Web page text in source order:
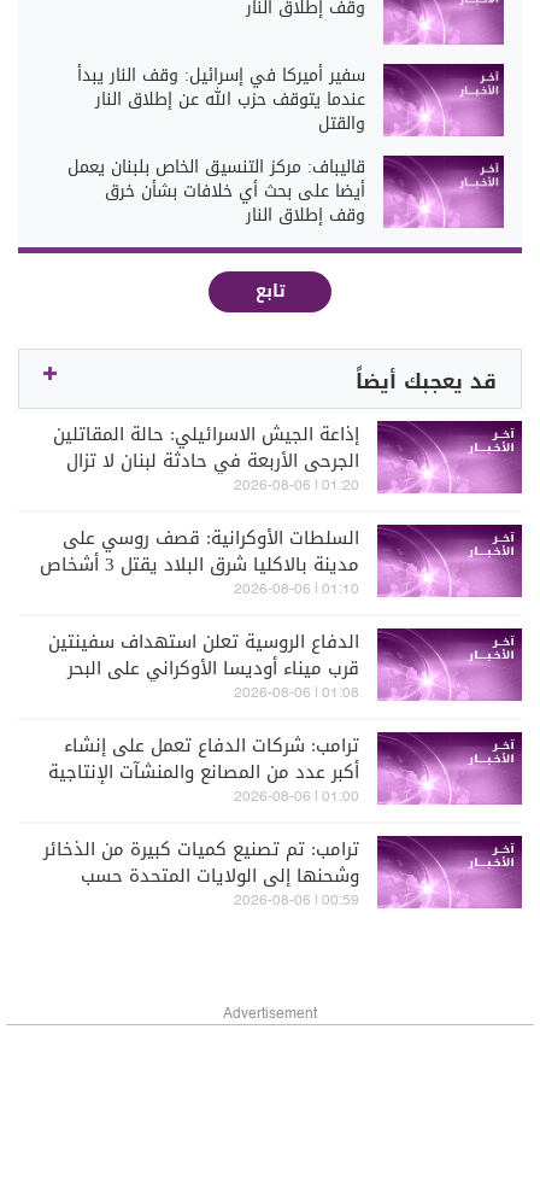
وقف إطلاق النار
سفير أميركا في إسرائيل: وقف النار يبدأ
عندما يتوقف حزب الله عن إطلاق النار
والقتل
قاليباف: مركز التنسيق الخاص بلبنان يعمل
أيضا على بحث أي خلافات بشأن خرق
وقف إطلاق النار
تابع
قد يعجبك أيضاً
إذاعة الجيش الاسرائيلي: حالة المقاتلين
الجرحى الأربعة في حادثة لبنان لا تزال
صعب
01:20 | 2026-08-06
السلطات الأوكرانية: قصف روسي على
مدينة بالاكليا شرق البلاد يقتل 3 أشخاص
01:10 | 2026-08-06
الدفاع الروسية تعلن استهداف سفينتين
قرب ميناء أوديسا الأوكراني على البحر
الأسود
01:08 | 2026-08-06
ترامب: شركات الدفاع تعمل على إنشاء
أكبر عدد من المصانع والمنشآت الإنتاجية
في تاريخ الولايات المتحدة
01:00 | 2026-08-06
ترامب: تم تصنيع كميات كبيرة من الذخائر
وشحنها إلى الولايات المتحدة حسب
الحاجة
00:59 | 2026-08-06
Advertisement